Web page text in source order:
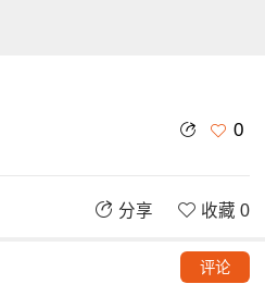
0
分享 收藏 0
评论